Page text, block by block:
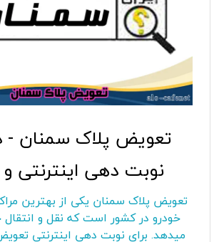
تعویض پلاک سمنان -
نوبت دهی اینترنتی
تعویض پلاک سمنان یکی از بهترین
خودرو در کشور است که نقل و انتقال
میدهد. برای نوبت دهی اینترنتی